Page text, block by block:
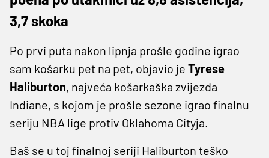
3,7 skoka
Po prvi puta nakon lipnja prošle godine igrao
sam košarku pet na pet, objavio je Tyrese
Haliburton, najveća košarkaška zvijezda
Indiane, s kojom je prošle sezone igrao finalnu
seriju NBA lige protiv Oklahoma Cityja.
Baš se u toj finalnoj seriji Haliburton teško